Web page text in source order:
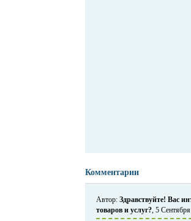
Комментарии
Автор: Здравствуйте! Вас
товаров и услуг?, 5